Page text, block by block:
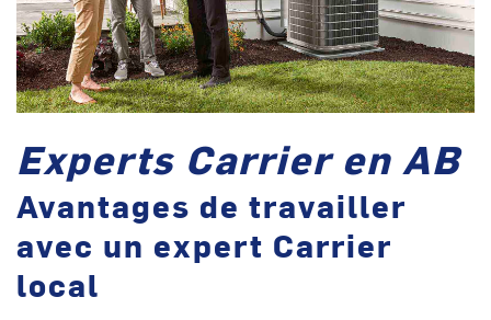
Experts Carrier en AB
Avantages de travailler
avec un expert Carrier
local